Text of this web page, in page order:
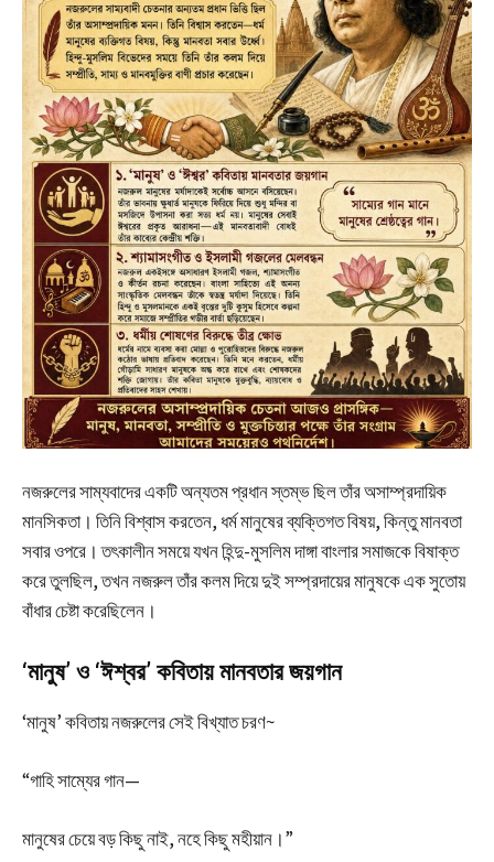
নজরুলের সাম্যবাদের একটি অন্যতম প্রধান স্তম্ভ ছিল তাঁর অসাম্প্রদায়িক
মানসিকতা। তিনি বিশ্বাস করতেন, ধর্ম মানুষের ব্যক্তিগত বিষয়, কিন্তু মানবতা
সবার ওপরে। তৎকালীন সময়ে যখন হিন্দু-মুসলিম দাঙ্গা বাংলার সমাজকে বিষাক্ত
করে তুলছিল, তখন নজরুল তাঁর কলম দিয়ে দুই সম্প্রদায়ের মানুষকে এক সুতোয়
বাঁধার চেষ্টা করেছিলেন।
‘মানুষ’ ও ‘ঈশ্বর’ কবিতায় মানবতার জয়গান
‘মানুষ’ কবিতায় নজরুলের সেই বিখ্যাত চরণ~
“গাহি সাম্যের গান—
মানুষের চেয়ে বড় কিছু নাই, নহে কিছু মহীয়ান।”